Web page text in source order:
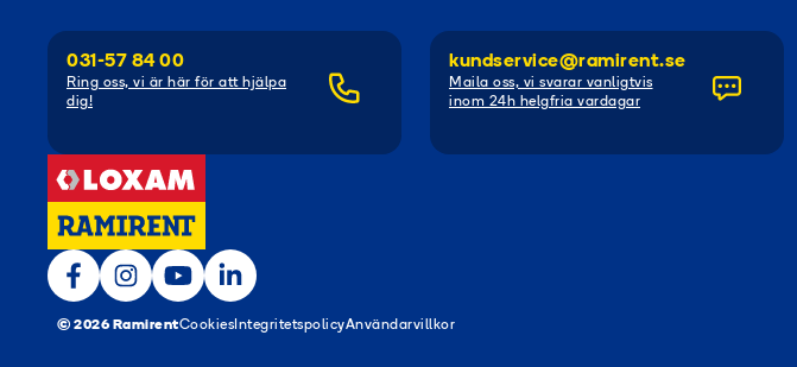
031-57 84 00
Ring oss, vi är här för att hjälpa
dig!
kundservice@ramirent.se
Maila oss, vi svarar vanligtvis
inom 24h helgfria vardagar
© 2026 RamirentCookies IntegritetspolicyAnvändarvillkor